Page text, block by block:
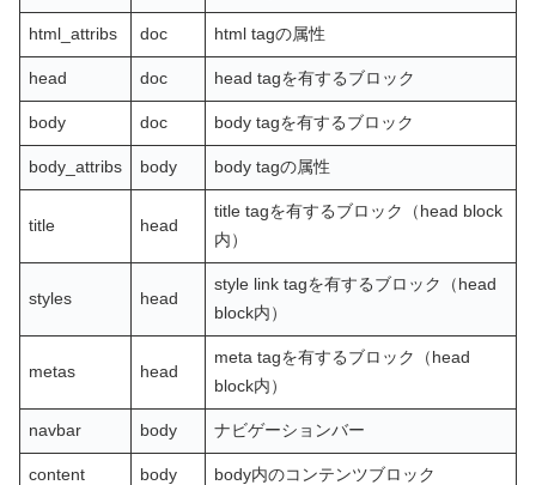
html_attribs doc html tagの属性
head doc head tagを有するブロック
body doc body tagを有するブロック
body_attribs body body tagの属性
title head
title tagを有するブロック（head block
内）
styles head
style link tagを有するブロック（head
block内）
metas head
meta tagを有するブロック（head
block内）
navbar body ナビゲーションバー
content body body内のコンテンツブロック